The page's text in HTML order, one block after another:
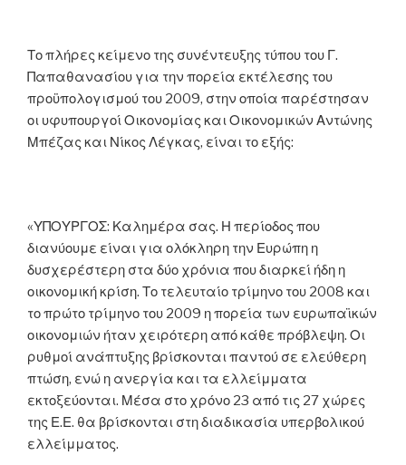
Το πλήρες κείμενο της συνέντευξης τύπου του Γ.
Παπαθανασίου για την πορεία εκτέλεσης του
προϋπολογισμού του 2009, στην οποία παρέστησαν
οι υφυπουργοί Οικονομίας και Οικονομικών Αντώνης
Μπέζας και Νίκος Λέγκας, είναι το εξής:
«ΥΠΟΥΡΓΟΣ: Καλημέρα σας. Η περίοδος που
διανύουμε είναι για ολόκληρη την Ευρώπη η
δυσχερέστερη στα δύο χρόνια που διαρκεί ήδη η
οικονομική κρίση. Το τελευταίο τρίμηνο του 2008 και
το πρώτο τρίμηνο του 2009 η πορεία των ευρωπαϊκών
οικονομιών ήταν χειρότερη από κάθε πρόβλεψη. Οι
ρυθμοί ανάπτυξης βρίσκονται παντού σε ελεύθερη
πτώση, ενώ η ανεργία και τα ελλείμματα
εκτοξεύονται. Μέσα στο χρόνο 23 από τις 27 χώρες
της Ε.Ε. θα βρίσκονται στη διαδικασία υπερβολικού
ελλείμματος.